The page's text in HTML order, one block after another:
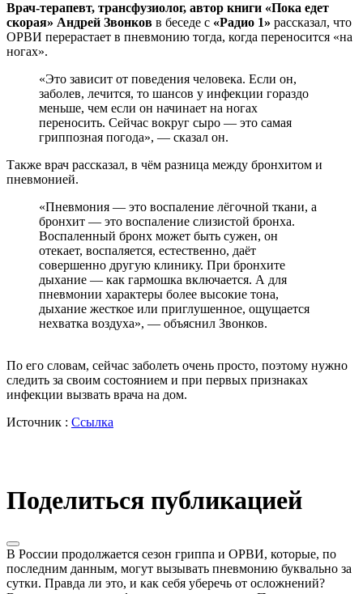
Врач-терапевт, трансфузиолог, автор книги «Пока едет
скорая» Андрей Звонков в беседе с «Радио 1» рассказал, что
ОРВИ перерастает в пневмонию тогда, когда переносится «на
ногах».
«Это зависит от поведения человека. Если он,
заболев, лечится, то шансов у инфекции гораздо
меньше, чем если он начинает на ногах
переносить. Сейчас вокруг сыро — это самая
гриппозная погода», — сказал он.
Также врач рассказал, в чём разница между бронхитом и
пневмонией.
«Пневмония — это воспаление лёгочной ткани, а
бронхит — это воспаление слизистой бронха.
Воспаленный бронх может быть сужен, он
отекает, воспаляется, естественно, даёт
совершенно другую клинику. При бронхите
дыхание — как гармошка включается. А для
пневмонии характеры более высокие тона,
дыхание жесткое или приглушенное, ощущается
нехватка воздуха», — объяснил Звонков.
По его словам, сейчас заболеть очень просто, поэтому нужно
следить за своим состоянием и при первых признаках
инфекции вызвать врача на дом.
Источник : Ссылка
Поделиться публикацией
В России продолжается сезон гриппа и ОРВИ, которые, по
последним данным, могут вызывать пневмонию буквально за
сутки. Правда ли это, и как себя уберечь от осложнений?